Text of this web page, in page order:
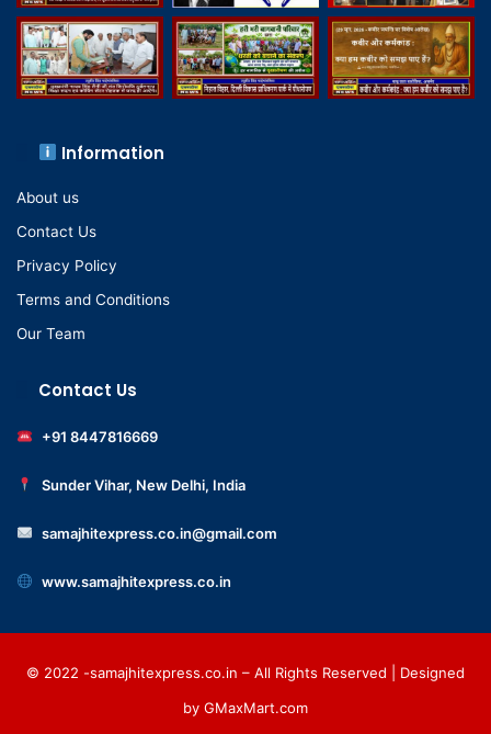
Information
About us
Contact Us
Privacy Policy
Terms and Conditions
Our Team
Contact Us
+91 8447816669
Sunder Vihar, New Delhi, India
samajhitexpress.co.in@gmail.com
www.samajhitexpress.co.in
© 2022 -samajhitexpress.co.in – All Rights Reserved | Designed
by GMaxMart.com